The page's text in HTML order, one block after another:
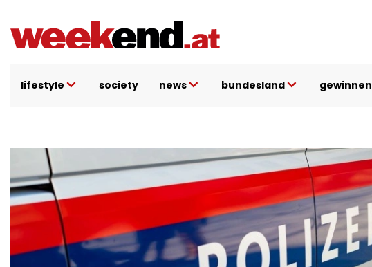
Inhalt
lifestyle society news bundesland gewinnen